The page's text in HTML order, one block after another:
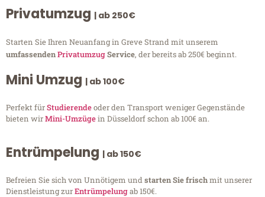
Privatumzug | ab 250€
Starten Sie Ihren Neuanfang in Greve Strand mit unserem
umfassendenPrivatumzugService, der bereits ab 250€ beginnt.
Mini Umzug | ab 100€
Perfekt fürStudierendeoder den Transport weniger Gegenstände
bieten wirMini-Umzügein Düsseldorf schon ab 100€ an.
Entrümpelung | ab 150€
Befreien Sie sich von Unnötigem undstarten Sie frischmit unserer
Dienstleistung zurEntrümpelungab 150€.